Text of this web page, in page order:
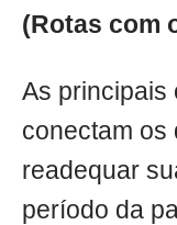
(Rotas com
As principais
conectam os
readequar
período da